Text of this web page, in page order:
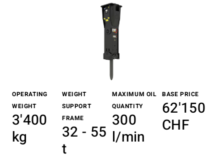
OPERATING
WEIGHT
3'400
kg
WEIGHT
SUPPORT
FRAME
32 - 55
t
MAXIMUM OIL
QUANTITY
300
l/min
BASE PRICE
62'150
CHF